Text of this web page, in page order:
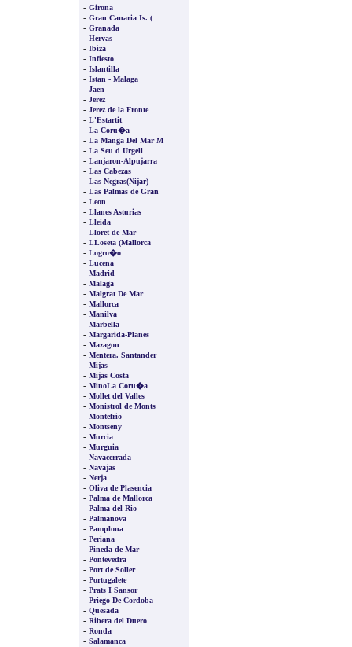
- Girona
- Gran Canaria Is. (
- Granada
- Hervas
- Ibiza
- Infiesto
- Islantilla
- Istan - Malaga
- Jaen
- Jerez
- Jerez de la Fronte
- L'Estartit
- La Coru�a
- La Manga Del Mar M
- La Seu d Urgell
- Lanjaron-Alpujarra
- Las Cabezas
- Las Negras(Nijar)
- Las Palmas de Gran
- Leon
- Llanes Asturias
- Lleida
- Lloret de Mar
- LLoseta (Mallorca
- Logro�o
- Lucena
- Madrid
- Malaga
- Malgrat De Mar
- Mallorca
- Manilva
- Marbella
- Margarida-Planes
- Mazagon
- Mentera. Santander
- Mijas
- Mijas Costa
- MinoLa Coru�a
- Mollet del Valles
- Monistrol de Monts
- Montefrio
- Montseny
- Murcia
- Murguia
- Navacerrada
- Navajas
- Nerja
- Oliva de Plasencia
- Palma de Mallorca
- Palma del Rio
- Palmanova
- Pamplona
- Periana
- Pineda de Mar
- Pontevedra
- Port de Soller
- Portugalete
- Prats I Sansor
- Priego De Cordoba-
- Quesada
- Ribera del Duero
- Ronda
- Salamanca